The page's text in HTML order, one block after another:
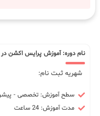
نام دوره: آموزش پرایس اکشن در
شهریه ثبت نام:
سطح آموزش: تخصصی -
مدت آموزش: 24 ساعت